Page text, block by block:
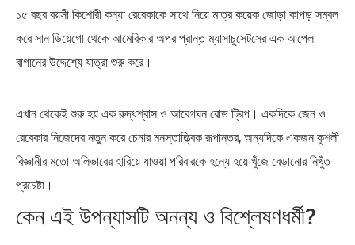
১৫ বছর বয়সী কিশোরী কন্যা রেবেকাকে সাথে নিয়ে মাত্র কয়েক জোড়া কাপড় সম্বল
করে সান ডিয়েগো থেকে আমেরিকার অপর প্রান্ত ম্যাসাচুসেটসের এক আপেল
বাগানের উদ্দেশ্যে যাত্রা শুরু করে।
এখান থেকেই শুরু হয় এক রুদ্ধশ্বাস ও আবেগঘন রোড ট্রিপ। একদিকে জেন ও
রেবেকার নিজেদের নতুন করে চেনার মনস্তাত্ত্বিক রূপান্তর, অন্যদিকে একজন কুশলী
বিজ্ঞানীর মতো অলিভারের হারিয়ে যাওয়া পরিবারকে হন্যে হয়ে খুঁজে বেড়ানোর নিখুঁত
প্রচেষ্টা।
কেন এই উপন্যাসটি অনন্য ও বিশ্লেষণধর্মী?